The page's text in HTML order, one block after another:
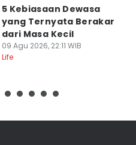
5 Kebiasaan Dewasa
yang Ternyata Berakar
dari Masa Kecil
09 Agu 2026, 22:11 WIB
Life